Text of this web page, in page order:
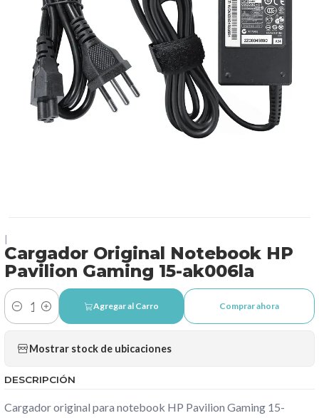
Cargador Original Notebook HP
Pavilion Gaming 15-ak006la
Cantidad
Agregar al Carro Comprar ahora
Mostrar stock de ubicaciones
DESCRIPCIÓN
Cargador original para notebook HP Pavilion Gaming 15-